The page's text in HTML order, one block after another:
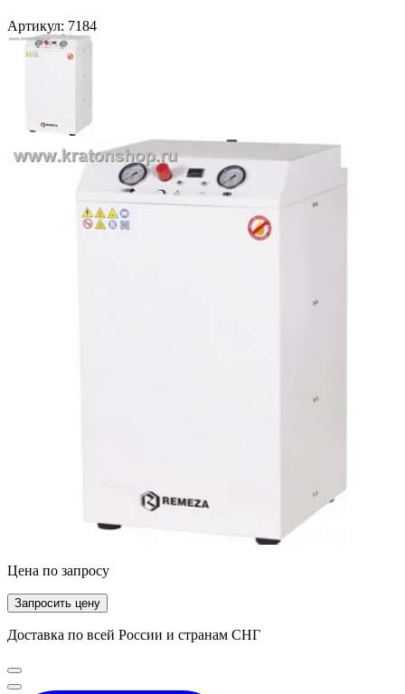
Артикул: 7184
Цена по запросу
Запросить цену
Доставка по всей России и странам СНГ